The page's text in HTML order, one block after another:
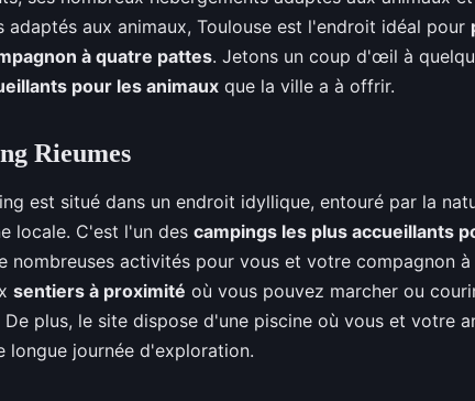
adaptés aux animaux, Toulouse est l'endroit idéal pour
à quatre pattes. Jetons un coup d'œil à
pour les animaux que la ville a à offrir.
Rieumes
est situé dans un endroit idyllique, entouré par la
locale. C'est l'un des campings les plus accueillants
nombreuses activités pour vous et votre compagnon
sentiers à proximité où vous pouvez marcher ou
De plus, le site dispose d'une piscine où vous et votre
longue journée d'exploration.